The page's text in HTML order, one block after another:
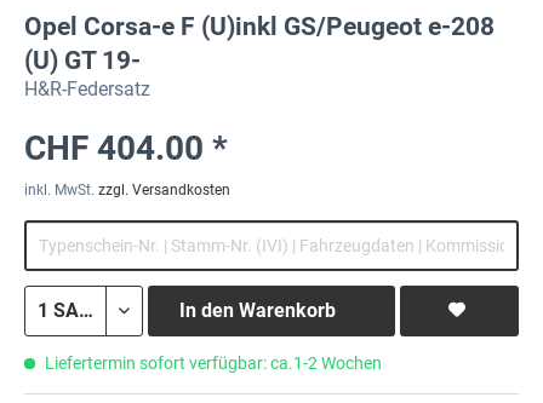
Opel Corsa-e F (U)inkl GS/Peugeot e-208
(U) GT 19-
H&R-Federsatz
CHF 404.00 *
inkl. MwSt. zzgl. Versandkosten
In den Warenkorb
Liefertermin sofort verfügbar: ca.1-2 Wochen